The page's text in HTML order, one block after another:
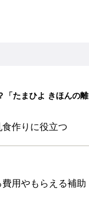
「たまひよ きほんの離
作りに役立つ
用やもらえる補助